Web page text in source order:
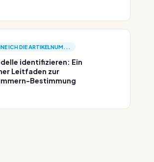
ICH DIE ARTIKELNUM...
identifizieren: Ein
Leitfaden zur
Bestimmung